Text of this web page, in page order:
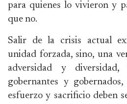
para quienes lo vivieron y
que no.
Salir de la crisis actual
unidad forzada, sino, una
adversidad y
gobernantes y
esfuerzo y sacrificio deben